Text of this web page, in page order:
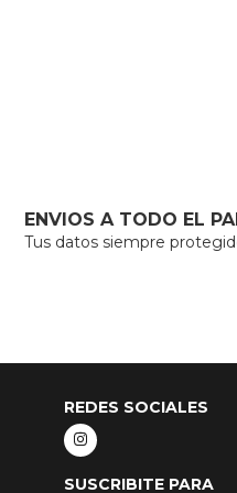
ENVIOS A TODO EL
Tus datos siempre
REDES SOCIALES
SUSCRIBITE PARA